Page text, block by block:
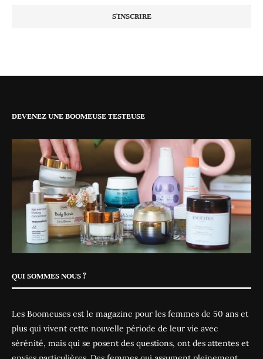
DEVENEZ UNE BOOMEUSE TESTEUSE
QUI SOMMES NOUS ?
Les Boomeuses est le magazine pour les femmes de 50 ans et
plus qui vivent cette nouvelle période de leur vie avec
sérénité, mais qui se posent des questions, ont des attentes et